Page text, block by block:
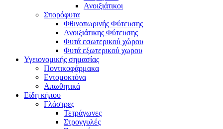
Ανοιξιάτικοι
Σπορόφυτα
Φθινοπωρινής Φύτευσης
Ανοιξιάτικης Φύτευσης
Φυτά εσωτερικού χώρου
Φυτά εξωτερικού χωρου
Υγειονομικής σημασίας
Ποντικοφάρμακα
Εντομοκτόνα
Απωθητικά
Είδη κήπου
Γλάστρες
Τετράγωνες
Στρογγυλές